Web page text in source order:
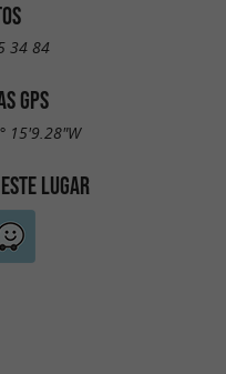
34 84
GPS
15'9.28"W
LUGAR